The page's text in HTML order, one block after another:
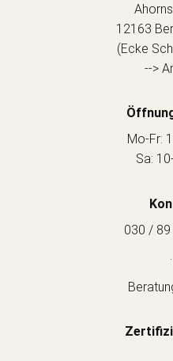
12163
(Ecke
-->
Mo-Fr:
Sa:
030 /